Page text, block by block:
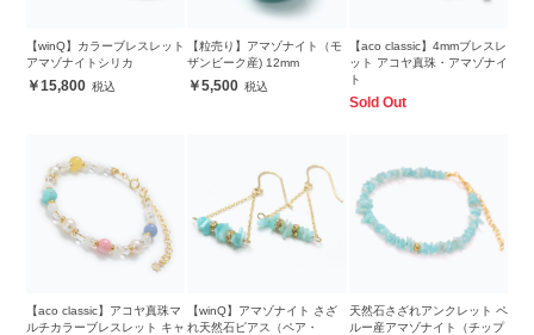
【winQ】カラーブレスレット
アマゾナイトシリカ
15,800
【粒売り】アマゾナイト（モ
ザンビーク産) 12mm
5,500
【aco classic】4mmブレスレ
ット アコヤ真珠・アマゾナイ
ト
Sold Out
【aco classic】アコヤ真珠マ
ルチカラーブレスレット キャ
【winQ】アマゾナイト さざ
れ天然石ピアス（ペア・
天然石さざれアンクレット ペ
ルー産アマゾナイト（チップ